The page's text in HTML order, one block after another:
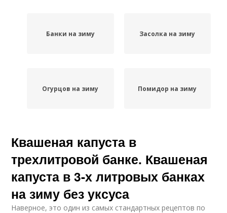
Банки на зиму Засолка на зиму
Огурцов на зиму Помидор на зиму
Квашеная капуста в
трехлитровой банке. Квашеная
капуста в 3-х литровых банках
на зиму без уксуса
Наверное, это один из самых стандартных рецептов по